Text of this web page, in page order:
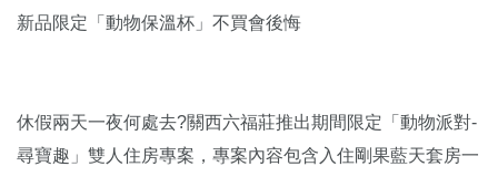
新品限定「動物保溫杯」不買會後悔
休假兩天一夜何處去?關西六福莊推出期間限定「動物派對-
尋寶趣」雙人住房專案，專案內容包含入住剛果藍天套房一